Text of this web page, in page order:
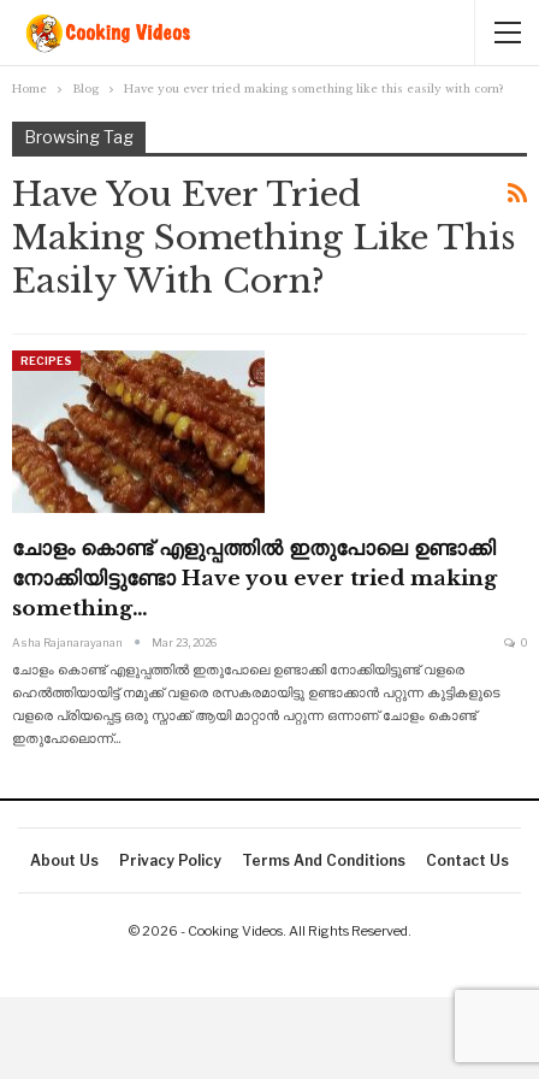
Home Blog Have you ever tried making something like this easily with corn?
Browsing Tag
Have You Ever Tried
Making Something Like This
Easily With Corn?
RECIPES
ചോളം കൊണ്ട് എളുപ്പത്തിൽ ഇതുപോലെ ഉണ്ടാക്കി
നോക്കിയിട്ടുണ്ടോ Have you ever tried making
something…
Asha Rajanarayanan Mar 23, 2026 0
ചോളം കൊണ്ട് എളുപ്പത്തിൽ ഇതുപോലെ ഉണ്ടാക്കി നോക്കിയിട്ടുണ്ട് വളരെ
ഹെൽത്തിയായിട്ട് നമുക്ക് വളരെ രസകരമായിട്ടു ഉണ്ടാക്കാൻ പറ്റുന്ന കുട്ടികളുടെ
വളരെ പ്രിയപ്പെട്ട ഒരു സ്നാക്ക് ആയി മാറ്റാൻ പറ്റുന്ന ഒന്നാണ് ചോളം കൊണ്ട്
ഇതുപോലൊന്ന്…
About Us Privacy Policy Terms And Conditions Contact Us
© 2026 - Cooking Videos. All Rights Reserved.